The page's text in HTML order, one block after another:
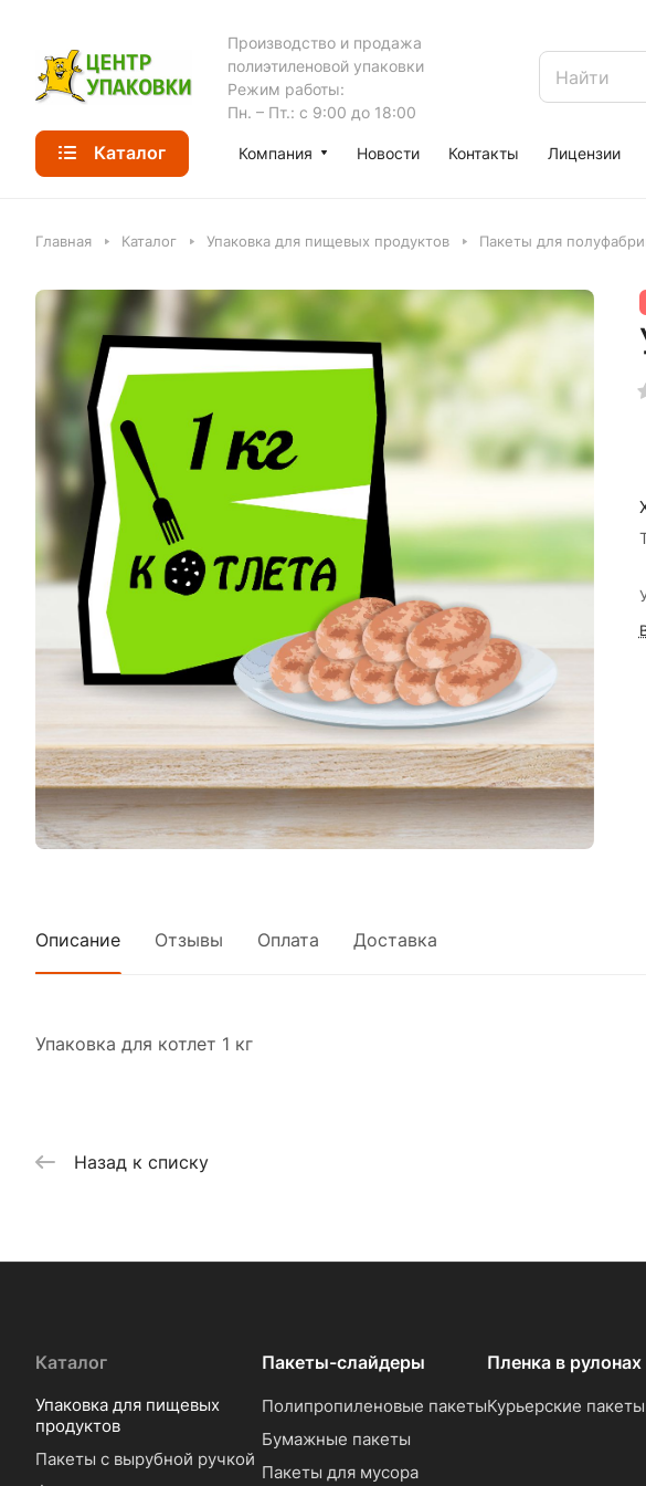
Производство и продажа
полиэтиленовой упаковки
Режим работы:
Пн. – Пт.: с 9:00 до 18:00
Каталог Компания Новости Контакты Лицензии
Главная Каталог Упаковка для пищевых продуктов Пакеты для
Описание Отзывы Оплата Доставка
Упаковка для котлет 1 кг
Назад к списку
Каталог
Упаковка для пищевых
продуктов
Пакеты с вырубной ручкой
Пакеты-слайдеры
Полипропиленовые пакеты
Бумажные пакеты
Пакеты для мусора
Пленка в рулонах
Курьерские пакеты